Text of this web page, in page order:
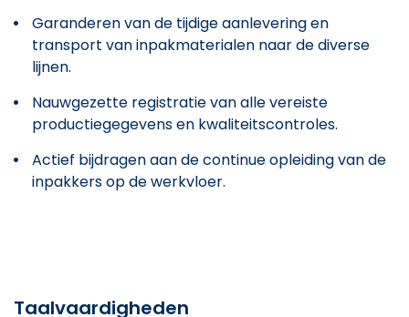
Garanderen van de tijdige aanlevering en
transport van inpakmaterialen naar de diverse
lijnen.
Nauwgezette registratie van alle vereiste
productiegegevens en kwaliteitscontroles.
Actief bijdragen aan de continue opleiding van de
inpakkers op de werkvloer.
Taalvaardigheden